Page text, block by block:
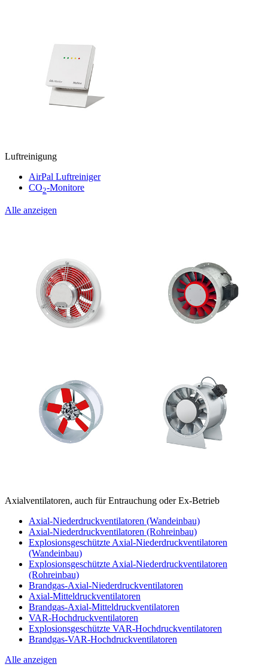
Luftreinigung
AirPal Luftreiniger
CO2-Monitore
Alle anzeigen
Axialventilatoren, auch für Entrauchung oder Ex-Betrieb
Axial-Niederdruckventilatoren (Wandeinbau)
Axial-Niederdruckventilatoren (Rohreinbau)
Explosionsgeschützte Axial-Niederdruckventilatoren
(Wandeinbau)
Explosionsgeschützte Axial-Niederdruckventilatoren
(Rohreinbau)
Brandgas-Axial-Niederdruckventilatoren
Axial-Mitteldruckventilatoren
Brandgas-Axial-Mitteldruckventilatoren
VAR-Hochdruckventilatoren
Explosionsgeschützte VAR-Hochdruckventilatoren
Brandgas-VAR-Hochdruckventilatoren
Alle anzeigen